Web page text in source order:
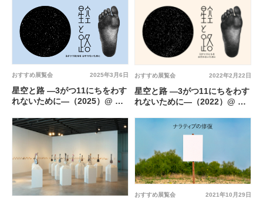
2025年3月6日
おすすめ展覧会
星空と路 —3がつ11にちをわす
れないために—（2025）@ せ
2022年2月22日
おすすめ展覧会
星空と路 —3がつ11にちをわす
れないために—（2022）@ せ
2021年10月29日
おすすめ展覧会